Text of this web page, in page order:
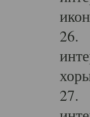
26.
27.